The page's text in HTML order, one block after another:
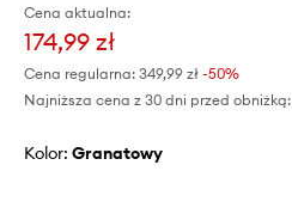
Cena aktualna:
174,99 zł
Cena regularna: 349,99 zł -50%
Najniższa cena z 30 dni przed obniżką:
Kolor: granatowy